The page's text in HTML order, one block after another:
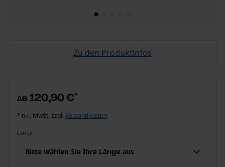
Zu den Produktinfos
ab 120,90 €*
*inkl. MwSt. zzgl. Versandkosten
Länge
Bitte wählen Sie Ihre Länge aus